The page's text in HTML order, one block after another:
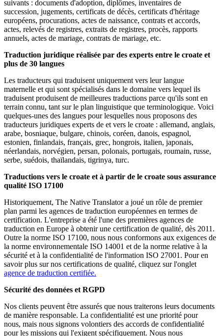
suivants : documents d'adoption, diplômes, inventaires de
succession, jugements, certificats de décès, certificats d'héritage
européens, procurations, actes de naissance, contrats et accords,
actes, relevés de registres, extraits de registres, procès, rapports
annuels, actes de mariage, contrats de mariage, etc.
Traduction juridique réalisée par des experts entre le croate et
plus de 30 langues
Les traducteurs qui traduisent uniquement vers leur langue
maternelle et qui sont spécialisés dans le domaine vers lequel ils
traduisent produisent de meilleures traductions parce qu'ils sont en
terrain connu, tant sur le plan linguistique que terminologique. Voici
quelques-unes des langues pour lesquelles nous proposons des
traducteurs juridiques experts de et vers le croate : allemand, anglais,
arabe, bosniaque, bulgare, chinois, coréen, danois, espagnol,
estonien, finlandais, français, grec, hongrois, italien, japonais,
néerlandais, norvégien, persan, polonais, portugais, roumain, russe,
serbe, suédois, thaïlandais, tigrinya, turc.
Traductions vers le croate et à partir de le croate sous assurance
qualité ISO 17100
Historiquement, The Native Translator a joué un rôle de premier
plan parmi les agences de traduction européennes en termes de
certification. L'entreprise a été l'une des premières agences de
traduction en Europe à obtenir une certification de qualité, dès 2011.
Outre la norme ISO 17100, nous nous conformons aux exigences de
la norme environnementale ISO 14001 et de la norme relative à la
sécurité et à la confidentialité de l'information ISO 27001. Pour en
savoir plus sur nos certifications de qualité, cliquez sur l'onglet
agence de traduction certifiée.
Sécurité des données et RGPD
Nos clients peuvent être assurés que nous traiterons leurs documents
de manière responsable. La confidentialité est une priorité pour
nous, mais nous signons volontiers des accords de confidentialité
pour les missions qui l'exigent spécifiquement. Nous nous